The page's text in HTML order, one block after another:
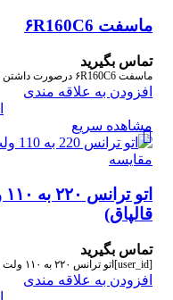
ماسفت ۶R160C6
تماس بگیرید
ماسفت ۶R160C6 درصورت داشتن هرگونه سوال باما تماس بگیرید.
افزودن به علاقه مندی
مشاهده سریع
مقایسه
قالپاق)
تماس بگیرید
[user_id]اتو ترانس ۲۲۰ به ۱۱۰ ولت ۳۰ وات اندازه ۶۳*۵۳ (با قالپاق)
افزودن به علاقه مندی